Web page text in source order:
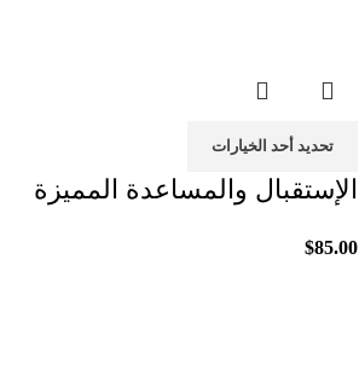
تحديد أحد الخيارات
الإستقبال والمساعدة المميزة
$85.00